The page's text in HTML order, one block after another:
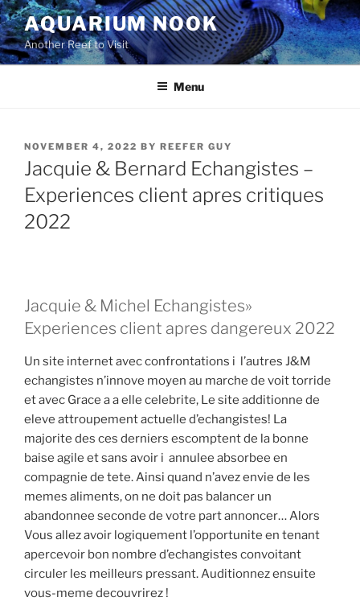
Skip
to
content
AQUARIUM NOOK
Another Reef to Visit
Menu
POSTED
ON
NOVEMBER 4, 2022 BY REEFER GUY
Jacquie & Bernard Echangistes –
Experiences client apres critiques
2022
Jacquie & Michel Echangistes»
Experiences client apres dangereux 2022
Un site internet avec confrontations i l’autres J&M
echangistes n’innove moyen au marche de voit torride
et avec Grace a a elle celebrite, Le site additionne de
eleve attroupement actuelle d’echangistes! La
majorite des ces derniers escomptent de la bonne
baise agile et sans avoir i annulee absorbee en
compagnie de tete. Ainsi quand n’avez envie de les
memes aliments, on ne doit pas balancer un
abandonnee seconde de votre part annoncer…Alors
Vous allez avoir logiquement l’opportunite en tenant
apercevoir bon nombre d’echangistes convoitant
circuler les meilleurs pressant. Auditionnez ensuite
vous-meme decouvrirez !